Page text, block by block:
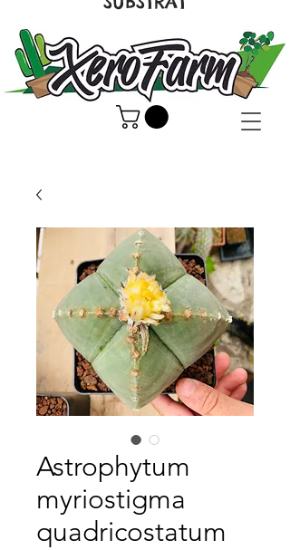
Astrophytum
myriostigma
quadricostatum